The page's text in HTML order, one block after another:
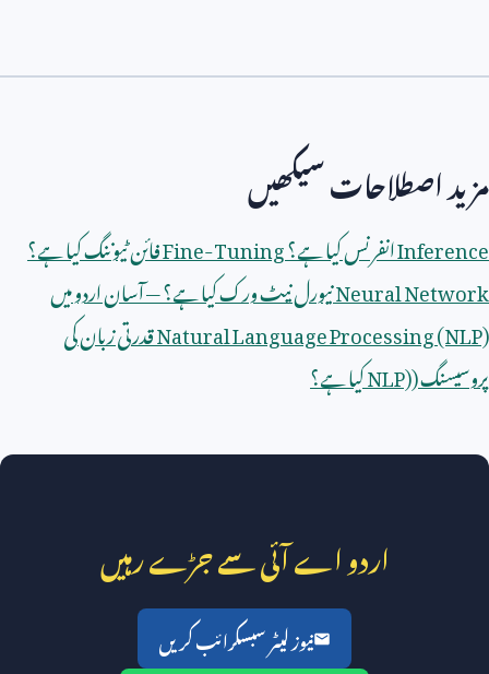
مزید اصطلاحات سیکھیں
Inferenceانفرنس کیا ہے؟Fine-Tuningفائن ٹیوننگ کیا ہے؟
Neural Networkنیورل نیٹ ورک کیا ہے؟ — آسان اردو میں
Natural Language Processing (NLP)قدرتی زبان کی
پروسیسنگ (NLP)کیا ہے؟
اردو اے آئی سے جڑے رہیں
نیوز لیٹر سبسکرائب کریں